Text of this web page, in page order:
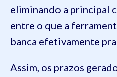
eliminando a principal
entre o que a
banca efetivamente
Assim, os prazos